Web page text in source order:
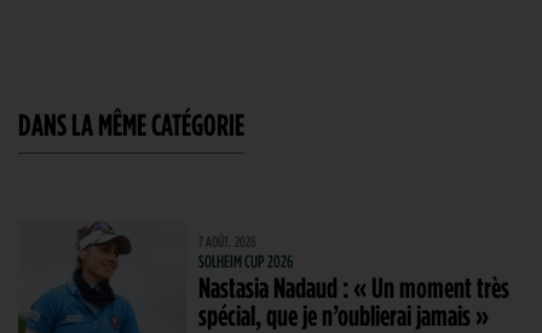
DANS LA MÊME CATÉGORIE
7 AOÛT. 2026
SOLHEIM CUP 2026
Nastasia Nadaud : « Un moment très
spécial, que je n’oublierai jamais »